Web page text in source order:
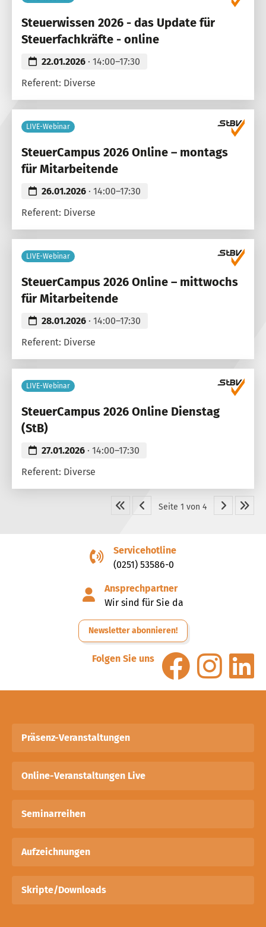
Steuerwissen 2026 - das Update für
Steuerfachkräfte - online
22.01.2026 · 14:00–17:30
Referent: Diverse
LIVE-Webinar
SteuerCampus 2026 Online – montags
für Mitarbeitende
26.01.2026 · 14:00–17:30
Referent: Diverse
LIVE-Webinar
SteuerCampus 2026 Online – mittwochs
für Mitarbeitende
28.01.2026 · 14:00–17:30
Referent: Diverse
LIVE-Webinar
SteuerCampus 2026 Online Dienstag
(StB)
27.01.2026 · 14:00–17:30
Referent: Diverse
Seite 1 von 4
Servicehotline
(0251) 53586-0
Ansprechpartner
Wir sind für Sie da
Newsletter abonnieren!
Folgen Sie uns
Präsenz-Veranstaltungen
Online-Veranstaltungen Live
Seminarreihen
Aufzeichnungen
Skripte/Downloads